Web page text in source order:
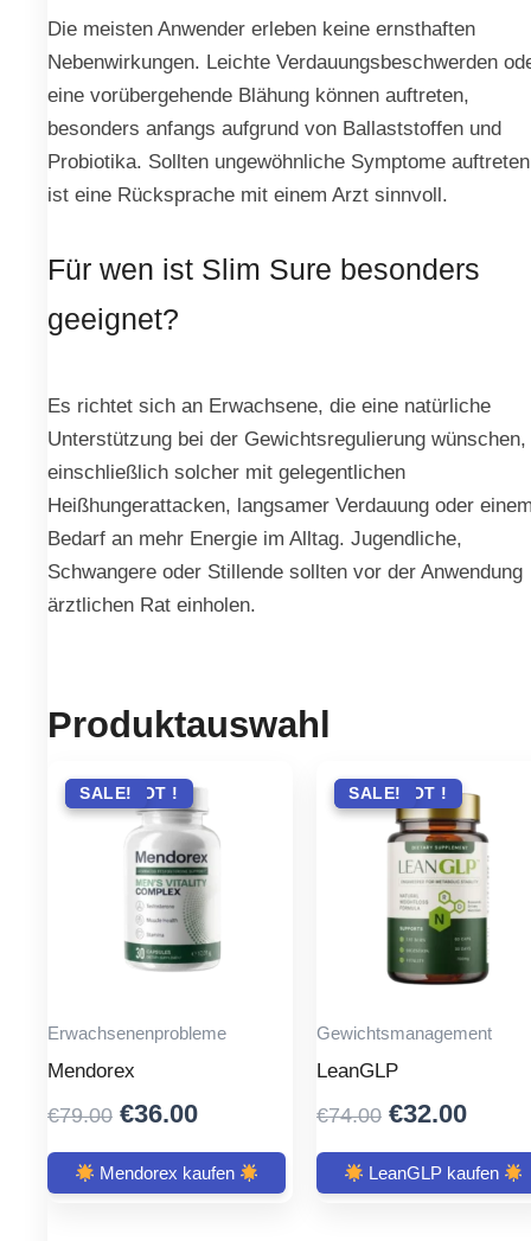
Die meisten Anwender erleben keine ernsthaften
Nebenwirkungen. Leichte Verdauungsbeschwerden
eine vorübergehende Blähung können auftreten,
besonders anfangs aufgrund von Ballaststoffen und
Probiotika. Sollten ungewöhnliche Symptome
ist eine Rücksprache mit einem Arzt sinnvoll.
Für wen ist Slim Sure besonders
geeignet?
Es richtet sich an Erwachsene, die eine natürliche
Unterstützung bei der Gewichtsregulierung wünschen,
einschließlich solcher mit gelegentlichen
Heißhungerattacken, langsamer Verdauung oder
Bedarf an mehr Energie im Alltag. Jugendliche,
Schwangere oder Stillende sollten vor der Anwendung
ärztlichen Rat einholen.
Produktauswahl
ANGEBOT !
SALE!
Erwachsenenprobleme
Mendorex
€79.00 Original
price
was:
€36.00Current
price
is:
Mendorex kaufen
ANGEBOT !
SALE!
Gewichtsmanagement
LeanGLP
€74.00 Original
price
was:
€32.00
price
is:
LeanGLP kaufen